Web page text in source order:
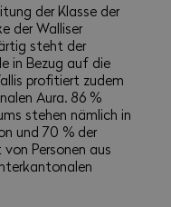
der Klasse der
der Walliser
steht der
in Bezug auf die
profitiert zudem
Aura. 86 %
stehen nämlich in
und 70 % der
Personen aus